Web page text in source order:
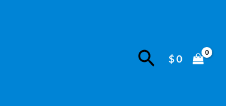
Buscar
$0